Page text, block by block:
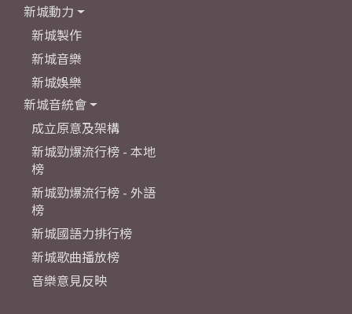
新城動力
新城製作
新城音樂
新城娛樂
新城音統會
成立原意及架構
新城勁爆流行榜 - 本地
榜
新城勁爆流行榜 - 外語
榜
新城國語力排行榜
新城歌曲播放榜
音樂意見反映